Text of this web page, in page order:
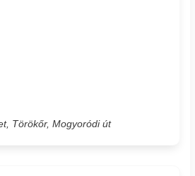
Törökőr, Mogyoródi út